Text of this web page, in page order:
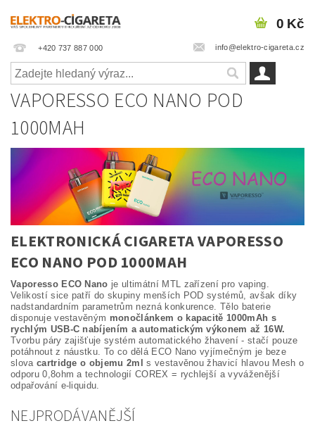
+420 737 887 000 info@elektro-cigareta.cz
0 Kč
VAPORESSO ECO NANO POD
1000MAH
ELEKTRONICKÁ CIGARETA VAPORESSO
ECO NANO POD 1000MAH
Vaporesso ECO Nano je ultimátní MTL zařízení pro vaping.
Velikostí sice patří do skupiny menších POD systémů, avšak díky
nadstandardním parametrům nezná konkurence. Tělo baterie
disponuje vestavěným monočlánkem o kapacitě 1000mAh s
rychlým USB-C nabíjením a automatickým výkonem až 16W.
Tvorbu páry zajišťuje systém automatického žhavení - stačí pouze
potáhnout z náustku. To co dělá ECO Nano vyjímečným je beze
slova cartridge o objemu 2ml s vestavěnou žhavicí hlavou Mesh o
odporu 0,8ohm a technologií COREX = rychlejší a vyváženější
odpařování e-liquidu.
NEJPRODÁVANĚJŠÍ